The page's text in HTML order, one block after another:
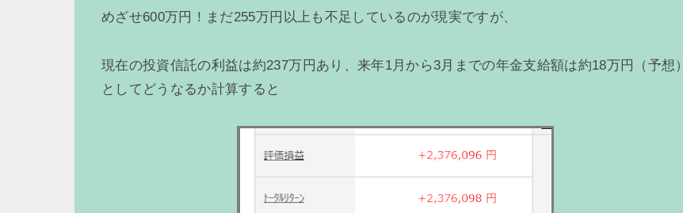
めざせ600万円！まだ255万円以上も不足しているのが現実ですが、
現在の投資信託の利益は約237万円あり、来年1月から3月までの年金支給額は約18万円（予想）
としてどうなるか計算すると